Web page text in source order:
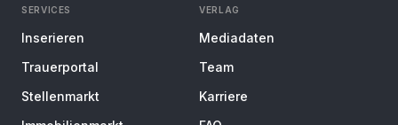
SERVICES
Inserieren
Trauerportal
Stellenmarkt
VERLAG
Mediadaten
Team
Karriere